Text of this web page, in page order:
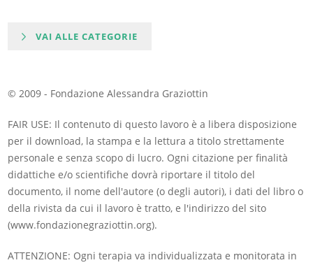
VAI ALLE CATEGORIE
© 2009 - Fondazione Alessandra Graziottin
FAIR USE: Il contenuto di questo lavoro è a libera disposizione
per il download, la stampa e la lettura a titolo strettamente
personale e senza scopo di lucro. Ogni citazione per finalità
didattiche e/o scientifiche dovrà riportare il titolo del
documento, il nome dell'autore (o degli autori), i dati del libro o
della rivista da cui il lavoro è tratto, e l'indirizzo del sito
(www.fondazionegraziottin.org).
ATTENZIONE: Ogni terapia va individualizzata e monitorata in